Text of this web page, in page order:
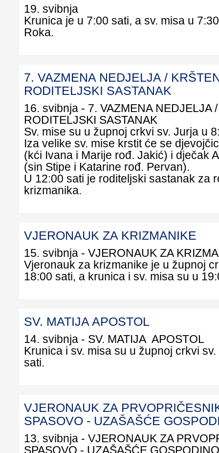
19. svibnja
Krunica je u 7:00 sati, a sv. misa u
Roka.
7. VAZMENA NEDJELJA /
RODITELJSKI SASTANAK
16. svibnja - 7. VAZMENA NEDJELJA
RODITELJSKI SASTANAK
Sv. mise su u župnoj crkvi sv. Jurja u
Iza velike sv. mise krstit će se
(kći Ivana i Marije rođ. Jakić) i dječak
(sin Stipe i Katarine rođ. Pervan).
U 12:00 sati je roditeljski sastanak za
krizmanika.
VJERONAUK ZA KRIZMANIKE
15. svibnja - VJERONAUK ZA
Vjeronauk za krizmanike je u župnoj
18:00 sati, a krunica i sv. misa su u
SV. MATIJA APOSTOL
14. svibnja - SV. MATIJA APOSTOL
Krunica i sv. misa su u župnoj crkvi
sati.
VJERONAUK ZA
SPASOVO - UZAŠAŠĆE
13. svibnja - VJERONAUK ZA
SPASOVO - UZAŠAŠĆE